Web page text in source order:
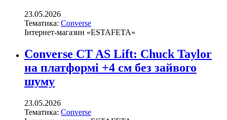
23.05.2026
Тематика: Converse
Інтернет-магазин «ESTAFETA»
Converse CT AS Lift: Chuck Taylor
на платформі +4 см без зайвого
шуму
23.05.2026
Тематика: Converse